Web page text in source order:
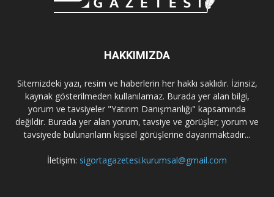
HAKKIMIZDA
Sitemizdeki yazı, resim ve haberlerin her hakkı saklıdır. İzinsiz,
kaynak gösterilmeden kullanılamaz. Burada yer alan bilgi,
yorum ve tavsiyeler "Yatırım Danışmanlığı" kapsamında
değildir. Burada yer alan yorum, tavsiye ve görüşler; yorum ve
tavsiyede bulunanların kişisel görüşlerine dayanmaktadır...
İletişim: sigortagazetesi.kurumsal@gmail.com